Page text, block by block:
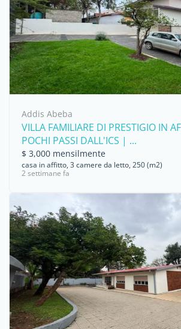
Addis Abeba
VILLA FAMILIARE DI PRESTIGIO IN
POCHI PASSI DALL'ICS | ...
$ 3,000 mensilmente
casa in affitto, 3 camere da letto, 250 (m2)
2 settimane fa